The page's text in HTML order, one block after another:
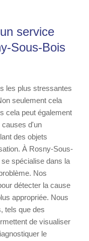
service
Sous-Bois
les plus stressantes
seulement cela
cela peut également
causes d'un
des objets
À Rosny-Sous-
spécialise dans la
Nos
détecter la cause
appropriée. Nous
tels que des
de visualiser
le